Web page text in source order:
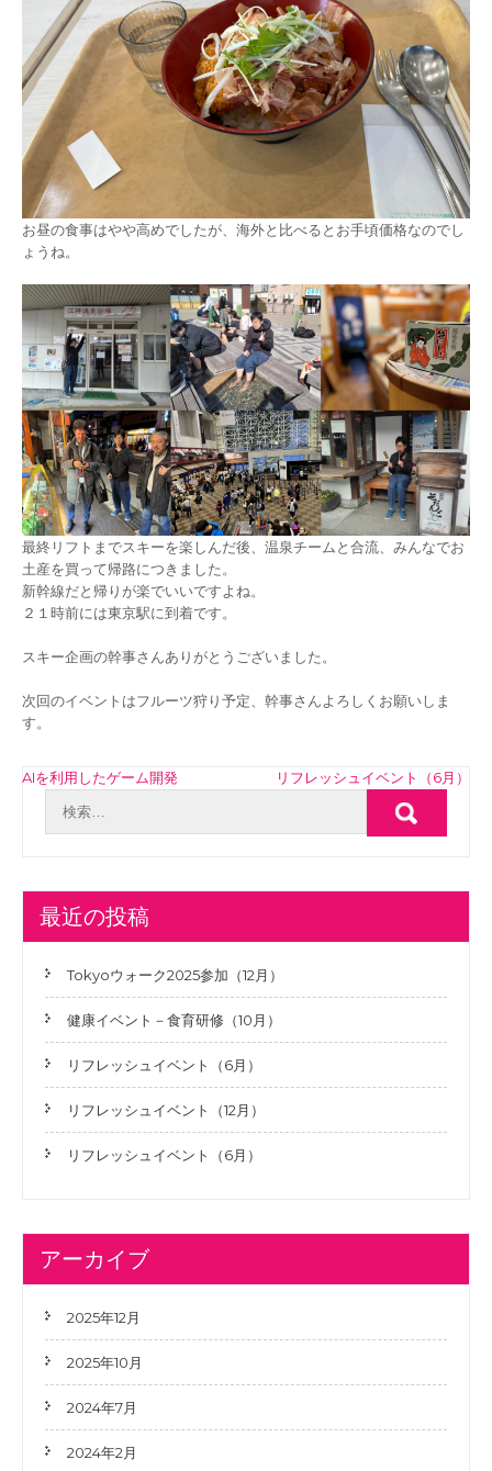
お昼の食事はやや高めでしたが、海外と比べるとお手頃価格なのでし
ょうね。
最終リフトまでスキーを楽しんだ後、温泉チームと合流、みんなでお
土産を買って帰路につきました。
新幹線だと帰りが楽でいいですよね。
２１時前には東京駅に到着です。
スキー企画の幹事さんありがとうございました。
次回のイベントはフルーツ狩り予定、幹事さんよろしくお願いしま
す。
投
ナ
ゲ
ー
シ
ョ
ン
AIを利用したゲーム開発 リフレッシュイベント（6月）
最近の投稿
Tokyoウォーク2025参加（12月）
健康イベント－食育研修（10月）
リフレッシュイベント（6月）
リフレッシュイベント（12月）
リフレッシュイベント（6月）
アーカイブ
2025年12月
2025年10月
2024年7月
2024年2月